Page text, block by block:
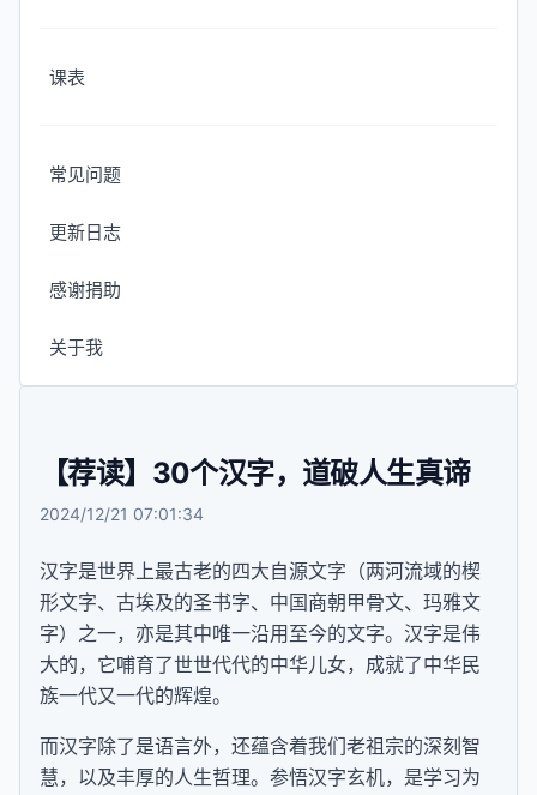
课表
常见问题
更新日志
感谢捐助
关于我
【荐读】30个汉字，道破人生真谛
2024/12/21 07:01:34
汉字是世界上最古老的四大自源文字（两河流域的楔
形文字、古埃及的圣书字、中国商朝甲骨文、玛雅文
字）之一，亦是其中唯一沿用至今的文字。汉字是伟
大的，它哺育了世世代代的中华儿女，成就了中华民
族一代又一代的辉煌。
而汉字除了是语言外，还蕴含着我们老祖宗的深刻智
慧，以及丰厚的人生哲理。参悟汉字玄机，是学习为